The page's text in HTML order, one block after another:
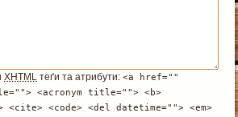
XHTML теґи та атрибути:<a href=""
<acronym title=""> <b>
<code> <del datetime=""> <em>